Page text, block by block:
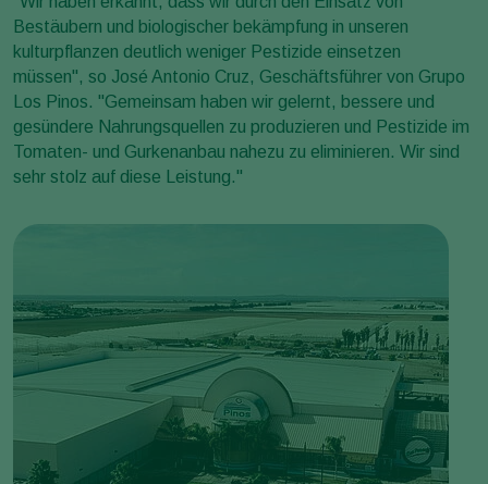
Bestäubern und biologischer bekämpfung in unseren
kulturpflanzen deutlich weniger Pestizide einsetzen
müssen", so José Antonio Cruz, Geschäftsführer von Grupo
Los Pinos. "Gemeinsam haben wir gelernt, bessere und
gesündere Nahrungsquellen zu produzieren und Pestizide im
Tomaten- und Gurkenanbau nahezu zu eliminieren. Wir sind
sehr stolz auf diese Leistung."